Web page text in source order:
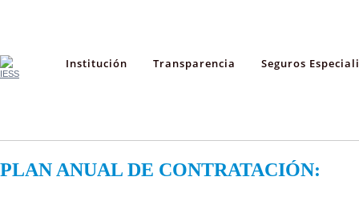
Institución Transparencia Seguros
PLAN ANUAL DE CONTRATACIÓN: